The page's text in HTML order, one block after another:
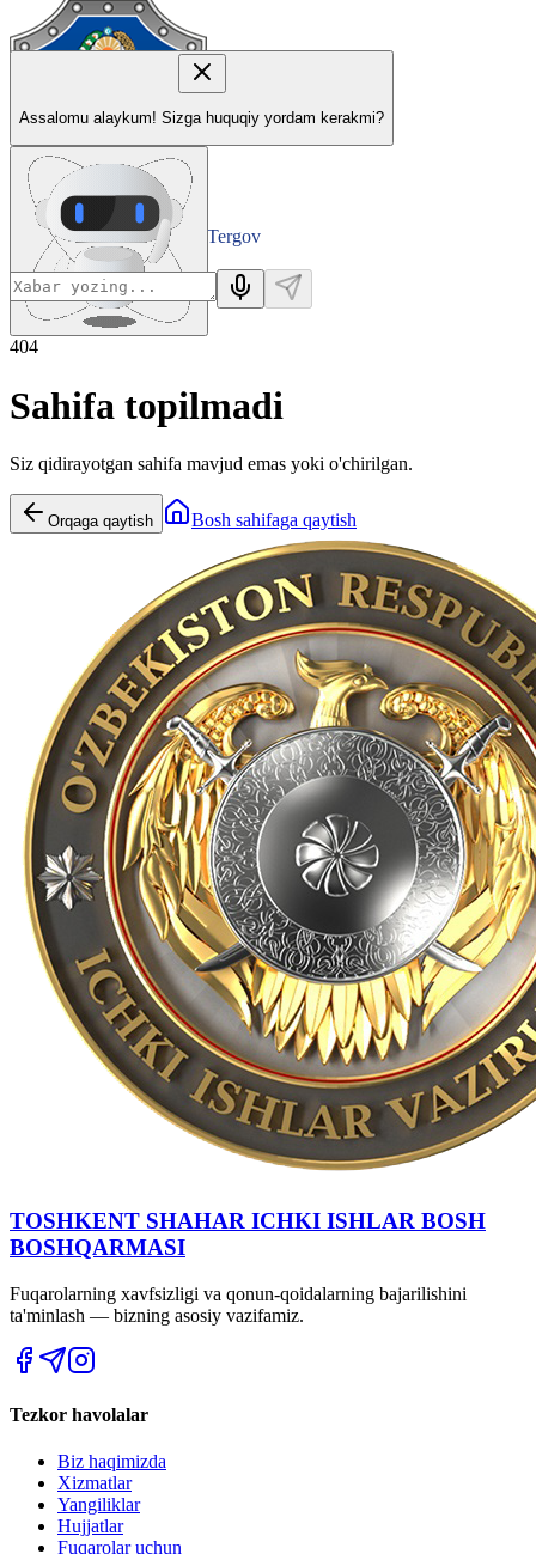
Tergov
Departamenti
Assalomu alaykum! Sizga huquqiy yordam kerakmi?
404
Sahifa topilmadi
Siz qidirayotgan sahifa mavjud emas yoki o'chirilgan.
Orqaga qaytish Bosh sahifaga qaytish
TOSHKENT SHAHAR IСHKI ISHLAR BOSH
BOSHQARMASI
Fuqarolarning xavfsizligi va qonun-qoidalarning bajarilishini
ta'minlash — bizning asosiy vazifamiz.
Tezkor havolalar
Biz haqimizda
Xizmatlar
Yangiliklar
Hujjatlar
Fuqarolar uchun